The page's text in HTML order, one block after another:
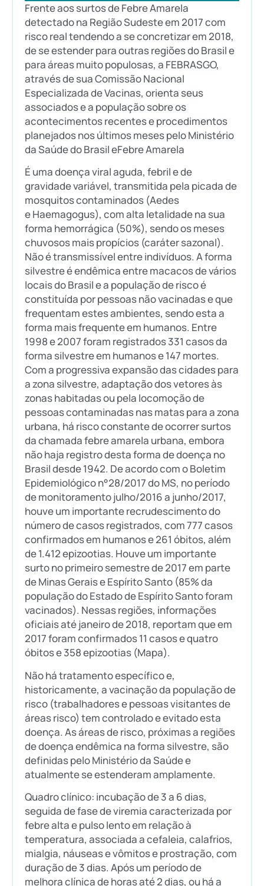
Frente aos surtos de Febre Amarela
detectado na Região Sudeste em 2017 com
risco real tendendo a se concretizar em 2018,
de se estender para outras regiões do Brasil e
para áreas muito populosas, a FEBRASGO,
através de sua Comissão Nacional
Especializada de Vacinas, orienta seus
associados e a população sobre os
acontecimentos recentes e procedimentos
planejados nos últimos meses pelo Ministério
da Saúde do Brasil eFebre Amarela
É uma doença viral aguda, febril e de
gravidade variável, transmitida pela picada de
mosquitos contaminados (Aedes
e Haemagogus), com alta letalidade na sua
forma hemorrágica (50%), sendo os meses
chuvosos mais propícios (caráter sazonal).
Não é transmissível entre indivíduos. A forma
silvestre é endêmica entre macacos de vários
locais do Brasil e a população de risco é
constituída por pessoas não vacinadas e que
frequentam estes ambientes, sendo esta a
forma mais frequente em humanos. Entre
1998 e 2007 foram registrados 331 casos da
forma silvestre em humanos e 147 mortes.
Com a progressiva expansão das cidades para
a zona silvestre, adaptação dos vetores às
zonas habitadas ou pela locomoção de
pessoas contaminadas nas matas para a zona
urbana, há risco constante de ocorrer surtos
da chamada febre amarela urbana, embora
não haja registro desta forma de doença no
Brasil desde 1942. De acordo com o Boletim
Epidemiológico n°28/2017 do MS, no período
de monitoramento julho/2016 a junho/2017,
houve um importante recrudescimento do
número de casos registrados, com 777 casos
confirmados em humanos e 261 óbitos, além
de 1.412 epizootias. Houve um importante
surto no primeiro semestre de 2017 em parte
de Minas Gerais e Espírito Santo (85% da
população do Estado de Espírito Santo foram
vacinados). Nessas regiões, informações
oficiais até janeiro de 2018, reportam que em
2017 foram confirmados 11 casos e quatro
óbitos e 358 epizootias (Mapa).
Não há tratamento específico e,
historicamente, a vacinação da população de
risco (trabalhadores e pessoas visitantes de
áreas risco) tem controlado e evitado esta
doença. As áreas de risco, próximas a regiões
de doença endêmica na forma silvestre, são
definidas pelo Ministério da Saúde e
atualmente se estenderam amplamente.
Quadro clínico: incubação de 3 a 6 dias,
seguida de fase de viremia caracterizada por
febre alta e pulso lento em relação à
temperatura, associada a cefaleia, calafrios,
mialgia, náuseas e vômitos e prostração, com
duração de 3 dias. Após um período de
melhora clínica de horas até 2 dias, ou há a